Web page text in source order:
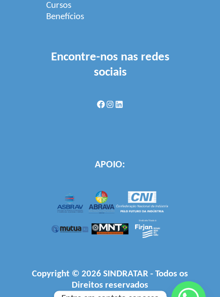
Cursos
Benefícios
Encontre-nos nas redes
sociais
Facebook
Instagram
LinkedIn
APOIO:
Copyright © 2026 SINDRATAR - Todos os
Direitos reservados